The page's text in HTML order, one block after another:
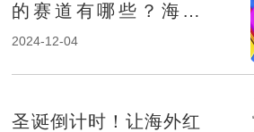
的赛道有哪些？海外
KOL营销榜上有名
2024-12-04
圣诞倒计时！让海外红